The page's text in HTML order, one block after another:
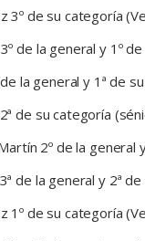
de su categoría
de la general y 1º
la general y 1ª de
de su categoría
2º de la general
de la general y 2ª
de su categoría